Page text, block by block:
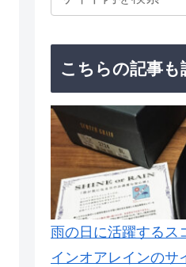
こちらの記事
雨の日に活躍するス
インオアレインのサ